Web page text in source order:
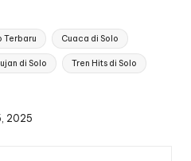
Terbaru Cuaca di Solo
di Solo Tren Hits di Solo
2025